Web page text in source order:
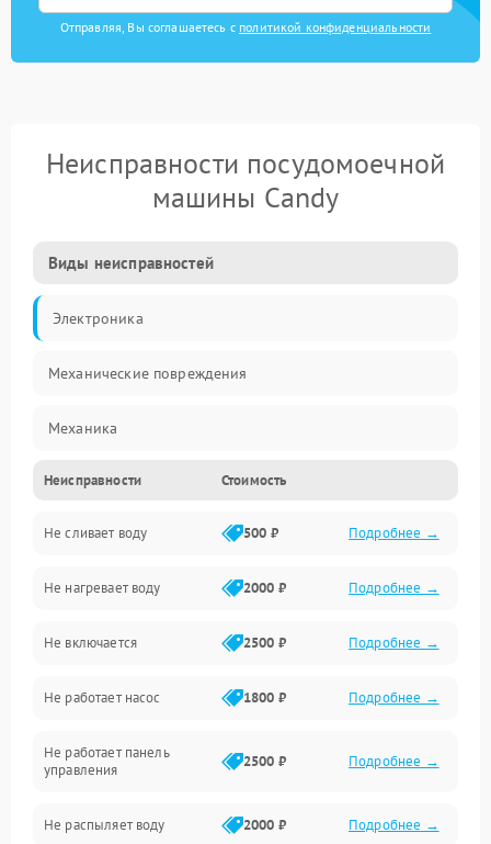
Отправляя, Вы соглашаетесь с политикой конфиденциальности
Неисправности посудомоечной
машины Candy
Виды неисправностей
Электроника
Механические повреждения
Механика
Управление
Электропитание
Датчики
Нагрев
Вода
Гигиена
Программное обеспечение
Неисправности Стоимость
Не сливает воду 500 ₽ Подробнее →
Не нагревает воду 2000 ₽ Подробнее →
Не включается 2500 ₽ Подробнее →
Не работает насос 1800 ₽ Подробнее →
Не работает панель
управления
2500 ₽ Подробнее →
Не распыляет воду 2000 ₽ Подробнее →